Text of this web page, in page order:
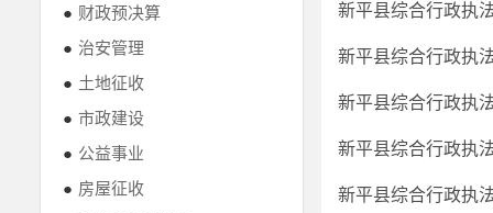
● 财政预决算
● 治安管理
● 土地征收
● 市政建设
● 公益事业
● 房屋征收
新平县综合行政执
新平县综合行政执
新平县综合行政执
新平县综合行政执
新平县综合行政执